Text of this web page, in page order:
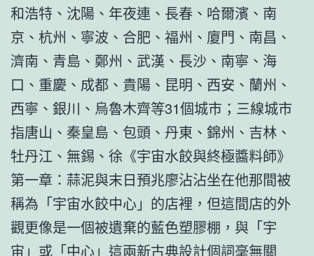
和浩特、沈陽、年夜連、長春、哈爾濱、南
京、杭州、寧波、合肥、福州、廈門、南昌、
濟南、青島、鄭州、武漢、長沙、南寧、海
口、重慶、成都、貴陽、昆明、西安、蘭州、
西寧、銀川、烏魯木齊等31個城市；三線城市
指唐山、秦皇島、包頭、丹東、錦州、吉林、
牡丹江、無錫、徐《宇宙水餃與終極醬料師》
第一章：蒜泥與末日預兆廖沾沾坐在他那間被
稱為「宇宙水餃中心」的店裡，但這間店的外
觀更像是一個被遺棄的藍色塑膠棚，與「宇
宙」或「中心」這兩新古典設計個詞毫無關